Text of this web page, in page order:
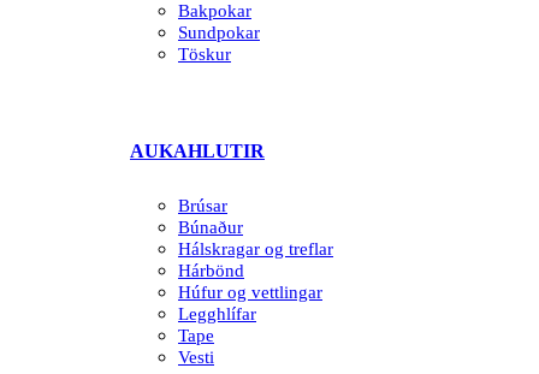
Bakpokar
Sundpokar
Töskur
AUKAHLUTIR
Brúsar
Búnaður
Hálskragar og treflar
Hárbönd
Húfur og vettlingar
Legghlífar
Tape
Vesti